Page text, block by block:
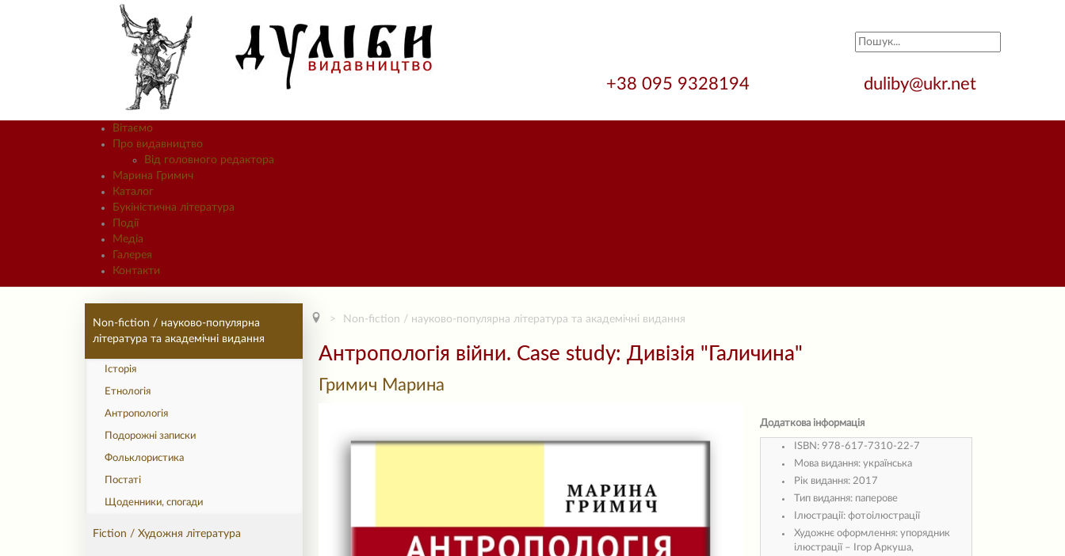
+38 095 9328194 duliby@ukr.net
Вітаємо
Про видавництво
Від головного редактора
Марина Гримич
Каталог
Букіністична література
Події
Медіа
Галерея
Контакти
Non-fiction / науково-популярна
література та академічні видання
Історія
Етнологія
Антропологія
Подорожні записки
Фольклористика
Постаті
Щоденники, спогади
Fiction / Художня література
Non-fiction / науково-популярна література та академічні видання
Антропологія війни. Case study: Дивізія "Галичина"
Гримич Марина
Додаткова інформація
ISBN: 978-617-7310-22-7
Мова видання: українська
Рік видання: 2017
Тип видання: паперове
Ілюстрації: фотоілюстрації
Художнє оформлення: упорядник
ілюстрації – Ігор Аркуша,